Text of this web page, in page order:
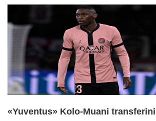
«Yuventus» Kolo-Muani